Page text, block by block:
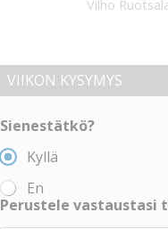
Vilho
VIIKON KYSYMYS
Sienestätkö?
Kyllä
En
Perustele vastaustasi